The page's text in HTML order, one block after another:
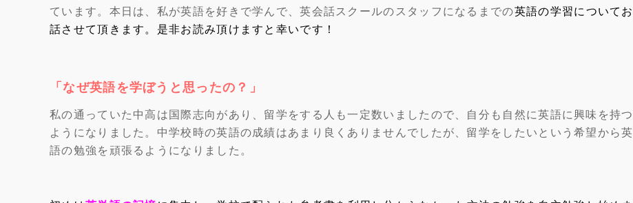
ています。本日は、私が英語を好きで学んで、英会話スクールのスタッフになるまでの英語の学習についてお
話させて頂きます。是非お読み頂けますと幸いです！
「なぜ英語を学ぼうと思ったの？」
私の通っていた中高は国際志向があり、留学をする人も一定数いましたので、自分も自然に英語に興味を持つ
ようになりました。中学校時の英語の成績はあまり良くありませんでしたが、留学をしたいという希望から英
語の勉強を頑張るようになりました。